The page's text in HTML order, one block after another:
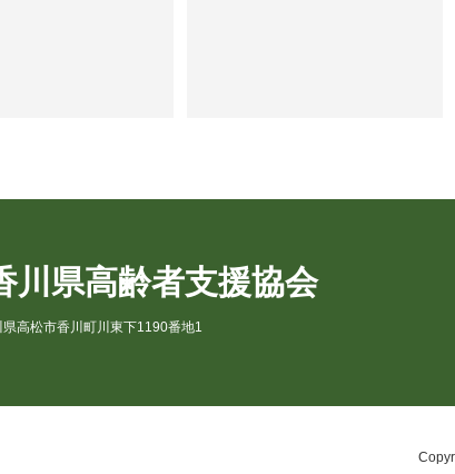
川県高齢者支援協会
高松市香川町川東下1190番地1